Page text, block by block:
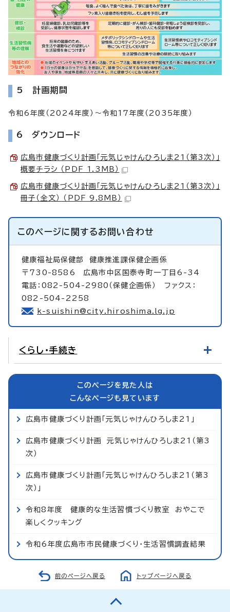
5 計画期間
令和6年度（2024年度）～令和17年度（2035年度）
6 ダウンロード
広島市健康づくり計画「元気じゃけんひろしま21（第3次）」
概要チラシ （PDF 1.3MB）
広島市健康づくり計画「元気じゃけんひろしま21（第3次）」
冊子（全文） （PDF 9.8MB）
このページに関するお問い合わせ
健康福祉局保健部 健康推進課保健企画係
〒730-8586 広島市中区国泰寺町一丁目6-34
電話：082-504-2980（保健企画係） ファクス：
082-504-2258
k-suishin@city.hiroshima.lg.jp
くらし・手続き
このページを見た人は
こんなページも見ています
広島市健康づくり計画「元気じゃけんひろしま21」
広島市健康づくり計画 元気じゃけんひろしま21（第3
次）
広島市健康づくり計画「元気じゃけんひろしま21（第3
次）」
令和8年度 健康的な生活習慣づくり教室 おやこで
楽しくクッキング
令和6年度広島市市民健康づくり・生活習慣調査結果
前のページへ戻る トップページへ戻る